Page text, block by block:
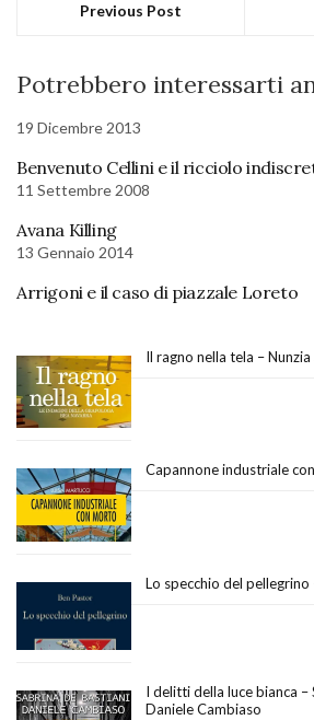
Previous Post
Potrebbero interessarti
19 Dicembre 2013
Benvenuto Cellini e il ricciolo
11 Settembre 2008
Avana Killing
13 Gennaio 2014
Arrigoni e il caso di piazzale Loreto
Il ragno nella tela – Nunzia
Capannone industriale
Lo specchio del pellegrino
I delitti della luce bianca –
Daniele Cambiaso